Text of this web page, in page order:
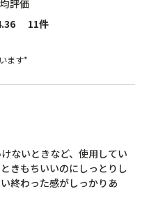
11
ます*
ないときなど、使用してい
きもちいいのにしっとりし
終わった感がしっかりあ